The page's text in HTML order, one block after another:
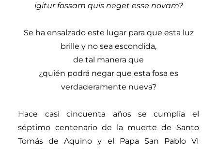
igitur fossam quis neget esse novam?
Se ha ensalzado este lugar para que esta luz
brille y no sea escondida,
de tal manera que
¿quién podrá negar que esta fosa es
verdaderamente nueva?
Hace casi cincuenta años se cumplía el
séptimo centenario de la muerte de Santo
Tomás de Aquino y el Papa San Pablo VI